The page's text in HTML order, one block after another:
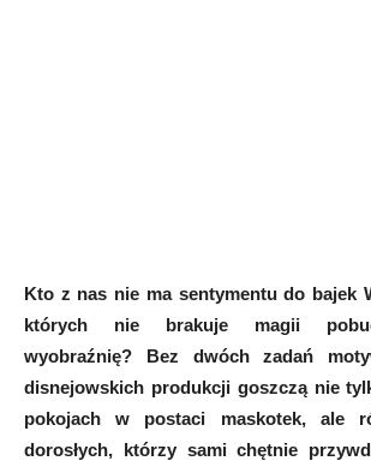
Kto z nas nie ma sentymentu do bajek
których nie brakuje magii
wyobraźnię? Bez dwóch zadań
disnejowskich produkcji goszczą nie
pokojach w postaci maskotek, ale
dorosłych, którzy sami chętnie